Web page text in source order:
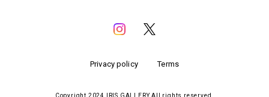
Privacy policy Terms
Copyright 2024 IRIS GALLERY All rights reserved.